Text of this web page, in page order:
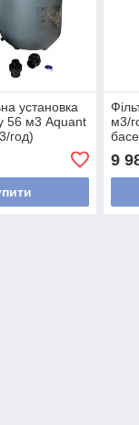
установка
56 м3 Aquant
год)
м3/
9